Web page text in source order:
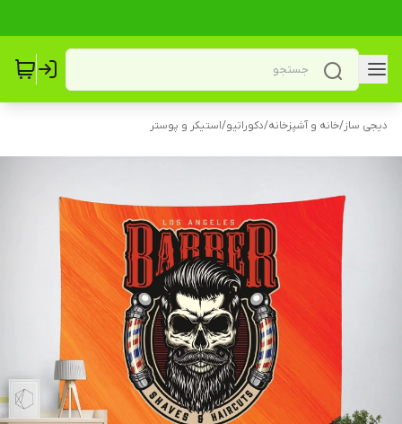
دیجی ساز/خانه و آشپزخانه/دکوراتیو/استیکر و پوستر